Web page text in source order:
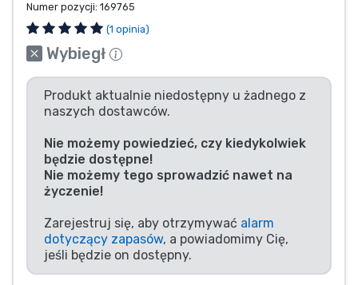
Numer pozycji: 169765
(1 opinia)
Wybiegł
Produkt aktualnie niedostępny u żadnego z
naszych dostawców.
Nie możemy powiedzieć, czy kiedykolwiek
będzie dostępne!
Nie możemy tego sprowadzić nawet na
życzenie!
Zarejestruj się, aby otrzymywać alarm
dotyczący zapasów, a powiadomimy Cię,
jeśli będzie on dostępny.
Rzeczy muzyczne
Typy produktów